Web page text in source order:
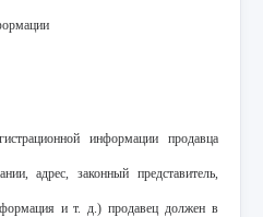
информации продавца
адрес, законный представитель,
и т. д.) продавец должен в